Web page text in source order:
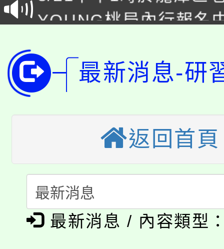
徵才活動。
YOUNG桃局內行報名
開!
115年桃園市運動會8/
田徑場及游泳池舉行。
桃園市低收入戶享有免
視費優惠，中低收入戶
半價優惠，詳情可洽有
者。
大園自造教育及科技中
份教師增能研習
大溪自造教育及科技
份教師研習
淨零綠生活教案入校路
會
115年食農教育專業人
程
「本色祭」8/29、30在
最新消息-研
返回首頁
最新消息 / 內容類型